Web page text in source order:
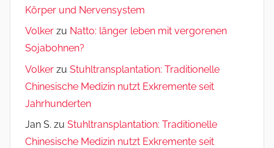
Körper und Nervensystem
Volker zu Natto: länger leben mit vergorenen
Sojabohnen?
Volker zu Stuhltransplantation: Traditionelle
Chinesische Medizin nutzt Exkremente seit
Jahrhunderten
Jan S. zu Stuhltransplantation: Traditionelle
Chinesische Medizin nutzt Exkremente seit